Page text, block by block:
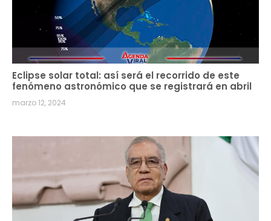
Eclipse solar total: así será el recorrido de este
fenómeno astronómico que se registrará en abril
marzo 12, 2024